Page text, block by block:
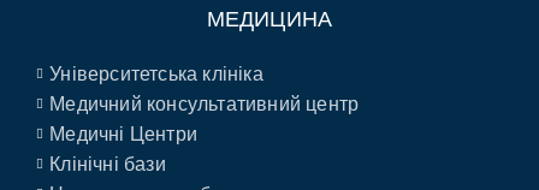
МЕДИЦИНА
Університетська клініка
Медичний консультативний центр
Медичні Центри
Клінічні бази